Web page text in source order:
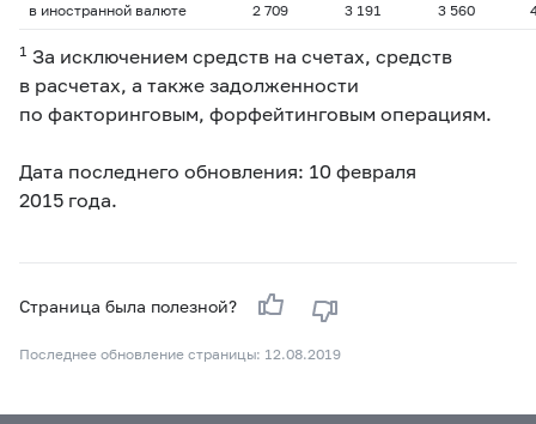
в иностранной валюте 2 709 3 191 3 560
1 За исключением средств на счетах, средств
в расчетах, а также задолженности
по факторинговым, форфейтинговым операциям.
Дата последнего обновления: 10 февраля
2015 года.
Страница была полезной?
Последнее обновление страницы: 12.08.2019